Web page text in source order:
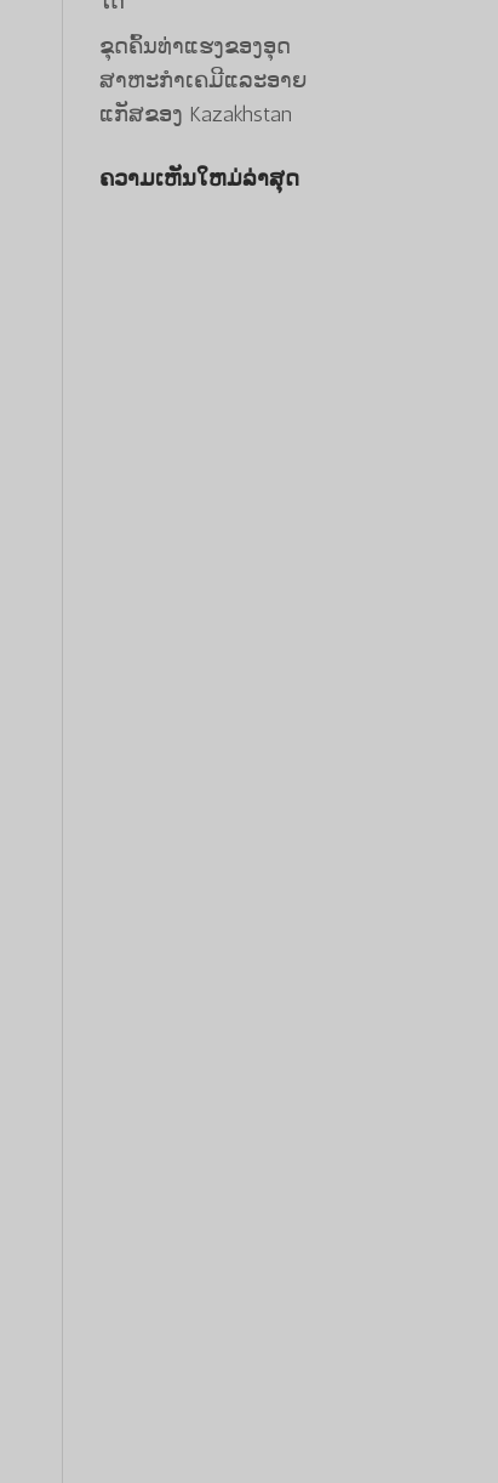
ຂຸດຄົ້ນທ່າແຮງຂອງອຸດ
ສາຫະກໍາເຄມີແລະອາຍ
ແກັສຂອງ Kazakhstan
ຄວາມເຫັນໃຫມ່ລ່າສຸດ